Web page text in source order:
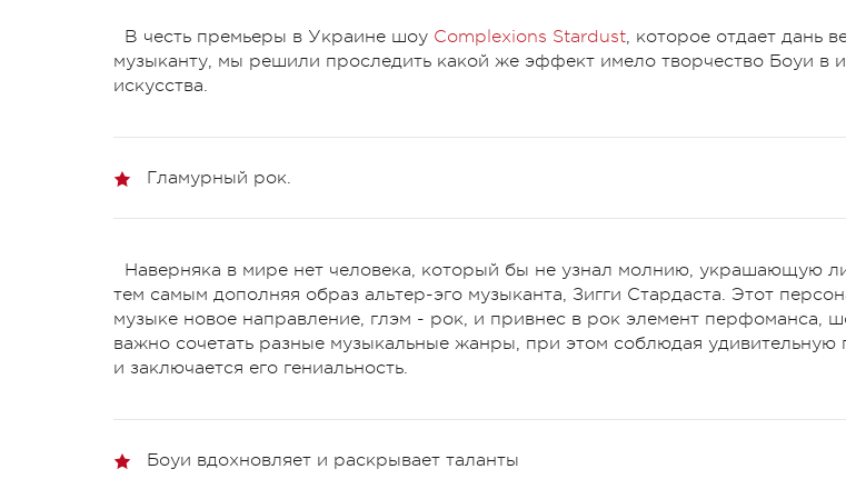
В честь премьеры в Украине шоу Complexions Stardust, которое отдает дань
музыканту, мы решили проследить какой же эффект имело творчество Боуи в
искусства.
Гламурный рок.
Наверняка в мире нет человека, который бы не узнал молнию, украшающую
тем самым дополняя образ альтер-эго музыканта, Зигги Стардаста. Этот
музыке новое направление, глэм - рок, и привнес в рок элемент перфоманса,
важно сочетать разные музыкальные жанры, при этом соблюдая удивительную
и заключается его гениальность.
Боуи вдохновляет и раскрывает таланты